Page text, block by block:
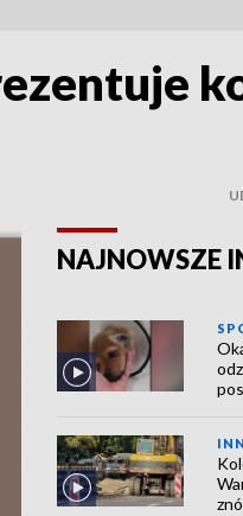
NAJNOWSZE